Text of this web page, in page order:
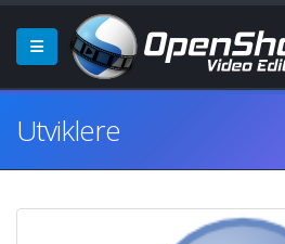
Utviklere